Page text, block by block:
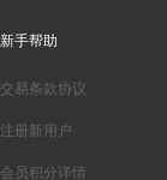
新手帮助
交易条款协议
注册新用户
会员积分详情